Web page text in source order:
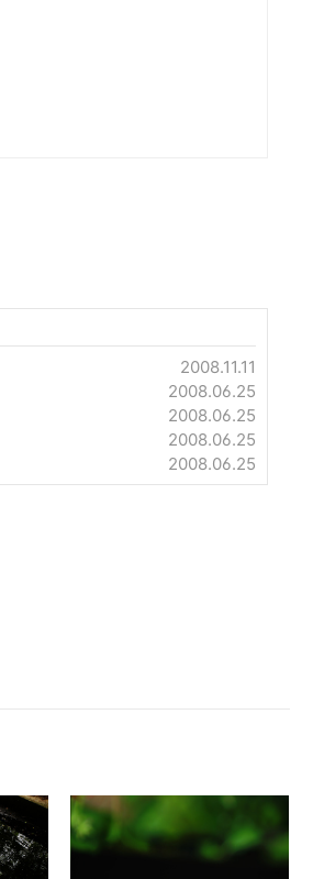
2008.11.11
2008.06.25
2008.06.25
2008.06.25
2008.06.25